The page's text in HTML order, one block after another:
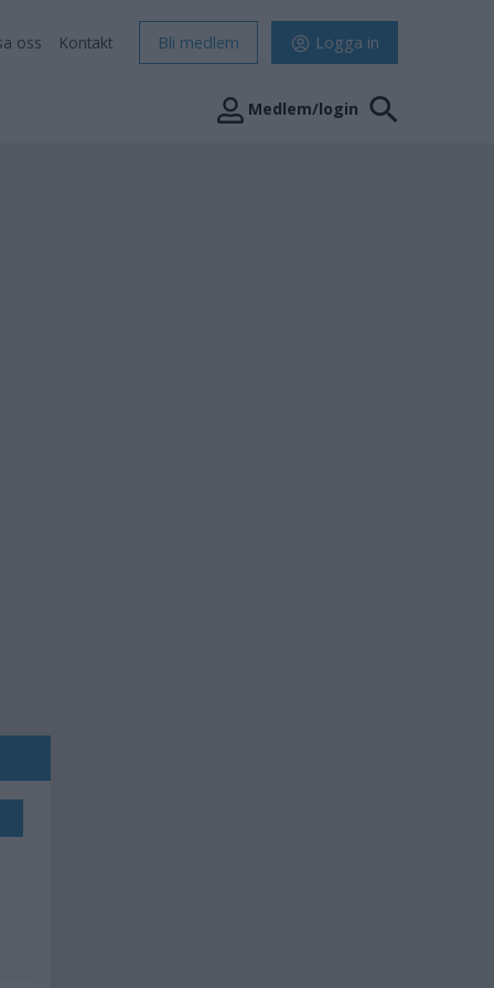
oss Kontakt Bli medlem Logga in
Medlem/login